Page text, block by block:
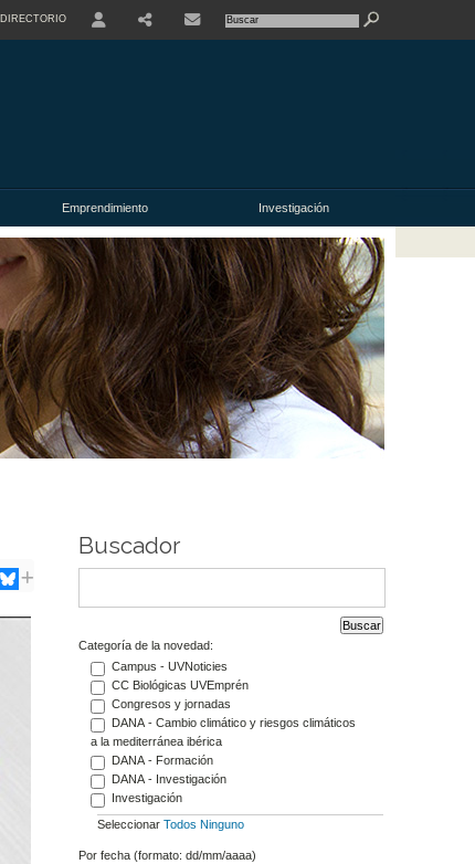
DIRECTORIO
Emprendimiento Investigación
Buscador
Categoría de la novedad:
Campus - UVNoticies
CC Biológicas UVEmprén
Congresos y jornadas
DANA - Cambio climático y riesgos climáticos
a la mediterránea ibérica
DANA - Formación
DANA - Investigación
Investigación
Seleccionar Todos Ninguno
Por fecha (formato: dd/mm/aaaa)